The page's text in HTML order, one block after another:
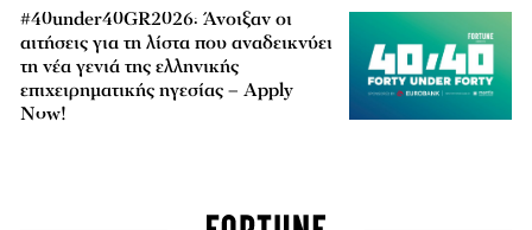
#40under40GR2026: Άνοιξαν οι
αιτήσεις για τη λίστα που αναδεικνύει
τη νέα γενιά της ελληνικής
επιχειρηματικής ηγεσίας – Apply
Now!